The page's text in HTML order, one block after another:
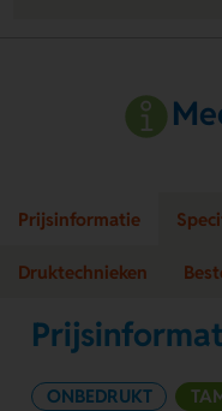
Prijsinformatie
Druktechnieken
ONBEDRUKT